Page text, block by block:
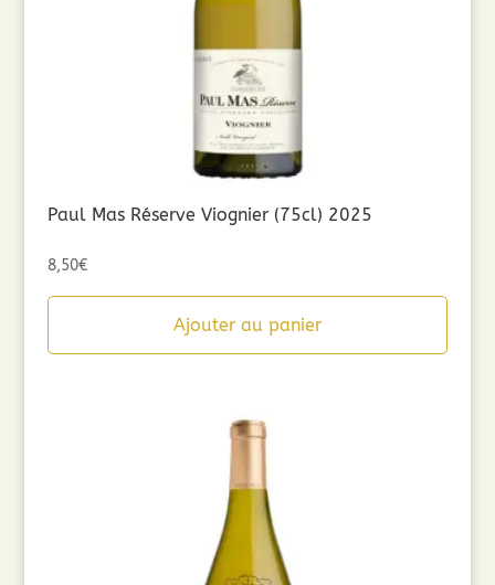
Paul Mas Réserve Viognier (75cl) 2025
8,50€
Ajouter au panier